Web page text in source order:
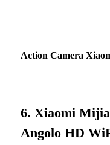
Action Camera
6. Xiaomi
Angolo HD